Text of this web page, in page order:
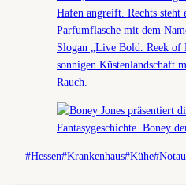
Schlagworte:
#Hessen#Krankenhaus#Kühe#